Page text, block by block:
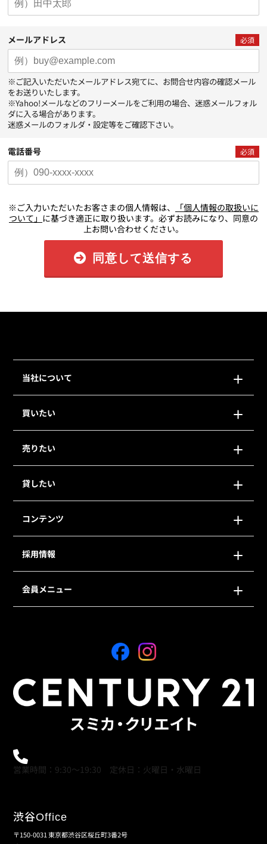
メールアドレス 必須
※ご記入いただいたメールアドレス宛てに、お問合せ内容の確認メール
をお送りいたします。
※Yahoo!メールなどのフリーメールをご利用の場合、迷惑メールフォル
ダに入る場合があります。
迷惑メールのフォルダ・設定等をご確認下さい。
電話番号 必須
※ご入力いただいたお客さまの個人情報は、
「個人情報の取扱いに
ついて」 に基づき適正に取り扱います。必ずお読みになり、同意の
上お問い合わせください。
同意して送信する
当社について
買いたい
売りたい
貸したい
コンテンツ
採用情報
会員メニュー
営業時間：9:30～19:30 定休日：火曜日・水曜日
渋谷Office
〒150-0031 東京都渋谷区桜丘町3番2号